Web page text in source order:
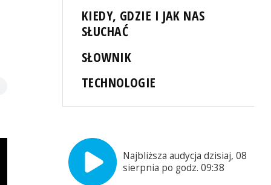
KIEDY, GDZIE I JAK NAS
SŁUCHAĆ
SŁOWNIK
TECHNOLOGIE
Najbliższa audycja dzisiaj, 08
sierpnia po godz. 09:38